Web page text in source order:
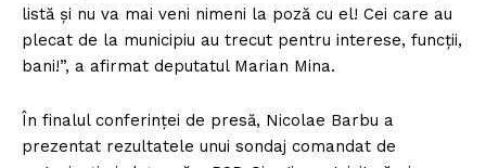
listă şi nu va mai veni nimeni la poză cu el! Cei care au
plecat de la municipiu au trecut pentru interese, funcţii,
bani!”, a afirmat deputatul Marian Mina.
În finalul conferinţei de presă, Nicolae Barbu a
prezentat rezultatele unui sondaj comandat de